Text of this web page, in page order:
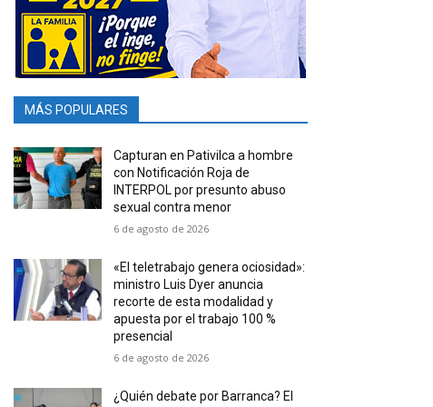
MÁS POPULARES
Capturan en Pativilca a hombre
con Notificación Roja de
INTERPOL por presunto abuso
sexual contra menor
6 de agosto de 2026
«El teletrabajo genera ociosidad»:
ministro Luis Dyer anuncia
recorte de esta modalidad y
apuesta por el trabajo 100 %
presencial
6 de agosto de 2026
¿Quién debate por Barranca? El